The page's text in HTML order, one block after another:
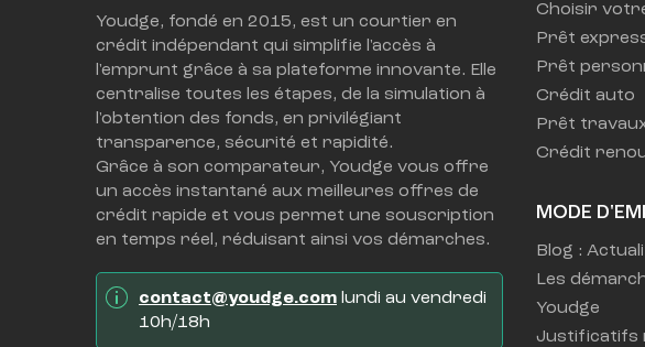
Youdge, fondé en 2015, est un courtier en
crédit indépendant qui simplifie l'accès à
l'emprunt grâce à sa plateforme innovante. Elle
centralise toutes les étapes, de la simulation à
l'obtention des fonds, en privilégiant
transparence, sécurité et rapidité.
Grâce à son comparateur, Youdge vous offre
un accès instantané aux meilleures offres de
crédit rapide et vous permet une souscription
en temps réel, réduisant ainsi vos démarches.
contact@youdge.com lundi au vendredi
10h/18h
Choisir
Prêt
Prêt
Crédit auto
Prêt
Crédit
MODE
Blog :
Les
Youdge
Justificatifs